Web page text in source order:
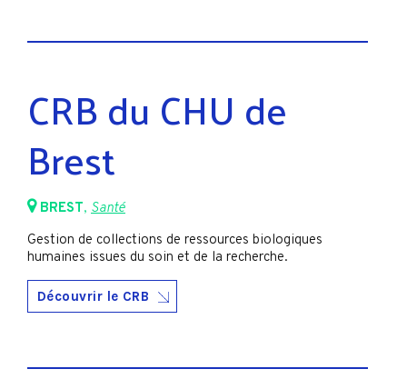
CRB du CHU de
Brest
BREST, Santé
Gestion de collections de ressources biologiques
humaines issues du soin et de la recherche.
Découvrir le CRB